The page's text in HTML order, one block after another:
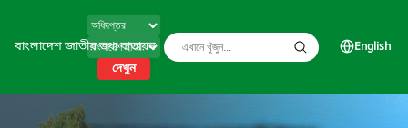
বাংলাদেশ জাতীয় তথ্য বাতায়ন
দেখুন
English